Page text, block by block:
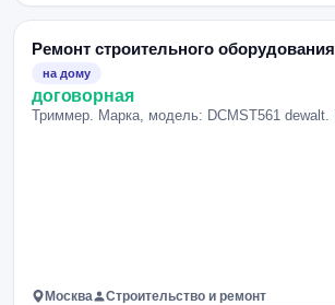
Ремонт строительного оборудования
на дому
договорная
Триммер. Марка, модель: DCMST561 dewalt.
Москва Строительство и ремонт